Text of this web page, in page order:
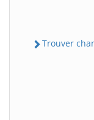
Trouver